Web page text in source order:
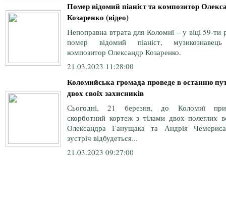
Помер відомий піаніст та композитор
Козаренко (відео)
Непоправна втрата для Коломиї – у віці 59-ти
помер відомий піаніст,
композитор Олександр Козаренко.
21.03.2023 11:28:00
Коломийська громада проведе в останню
двох своїх захисників
Сьогодні, 21 березня, до Коломиї
скорботний кортеж з тілами двох полеглих
Олександра Ганущака та Андрія
зустріч відбудеться...
21.03.2023 09:27:00